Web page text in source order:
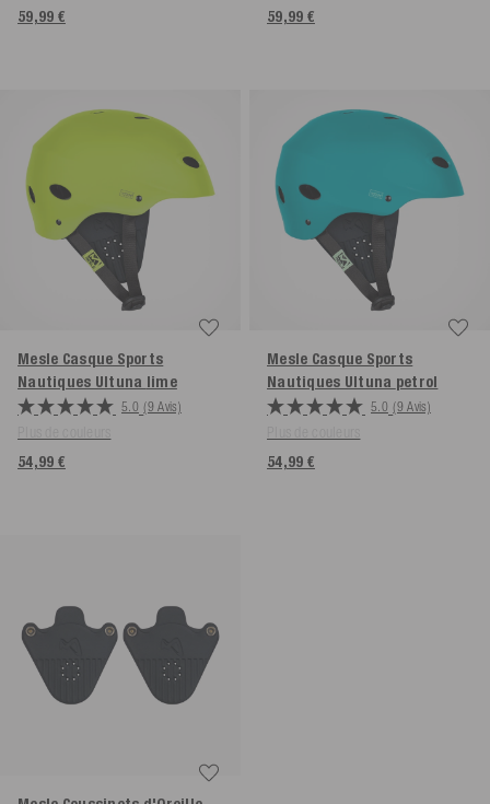
59,99 € 59,99 €
Mesle Casque Sports
Nautiques Ultuna lime
5.0 (9 Avis)
54,99 €
Mesle Casque Sports
Nautiques Ultuna petrol
5.0 (9 Avis)
54,99 €